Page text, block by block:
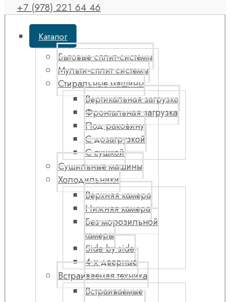
+7 (978) 221 64 46
Каталог
Бытовые сплит-системы
Мульти-сплит системы
Стиральные машины
Вертикальная загрузка
Фронтальная загрузка
Под раковину
С дозагрузкой
С сушкой
Сушильные машины
Холодильники
Верхняя камера
Нижняя камера
Без морозильной
камеры
Side by side
4-х дверные
Встраиваемая техника
Встраиваемые